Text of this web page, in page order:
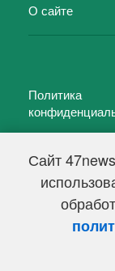
Сайт
О сайте
Политика
47 новостей
Свидетельство
Федеральной
информационных